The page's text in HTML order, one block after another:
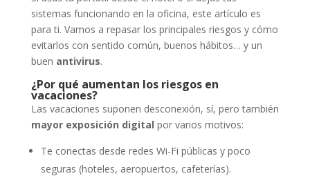
sistemas funcionando en la oficina, este artículo es
para ti. Vamos a repasar los principales riesgos y cómo
evitarlos con sentido común, buenos hábitos… y un
buen antivirus.
¿Por qué aumentan los riesgos en
vacaciones?
Las vacaciones suponen desconexión, sí, pero también
mayor exposición digital por varios motivos:
Te conectas desde redes Wi-Fi públicas y poco
seguras (hoteles, aeropuertos, cafeterías).